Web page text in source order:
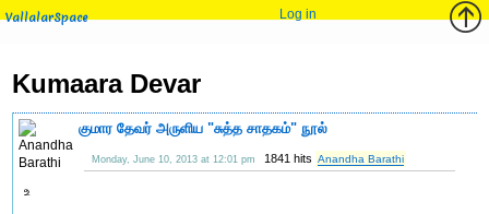
VallalarSpace Log in
Kumaara Devar
குமார தேவர் அருளிய "சுத்த சாதகம்" நூல்
Monday, June 10, 2013 at 12:01 pm 1841 hits Anandha Barathi
உ